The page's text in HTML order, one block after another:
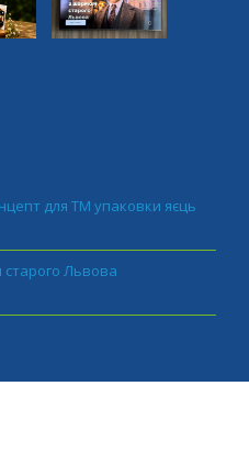
для ТМ упаковки яєць
Львова